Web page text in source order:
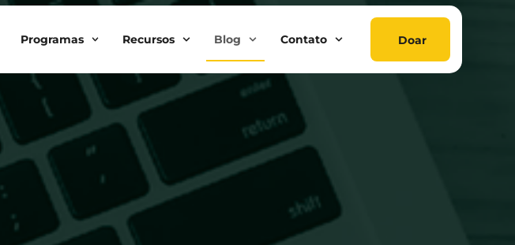
Programas Recursos Blog Contato Doar